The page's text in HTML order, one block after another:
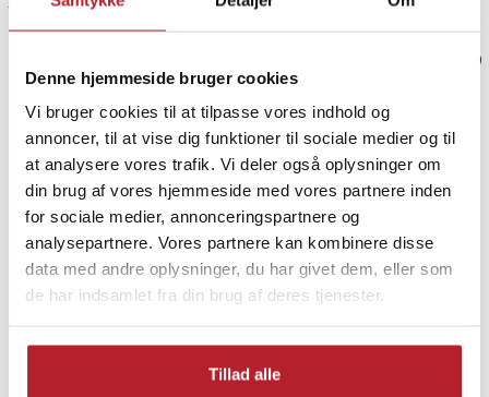
Denne hjemmeside bruger cookies
Vi bruger cookies til at tilpasse vores indhold og
annoncer, til at vise dig funktioner til sociale medier og til
at analysere vores trafik. Vi deler også oplysninger om
din brug af vores hjemmeside med vores partnere inden
for sociale medier, annonceringspartnere og
analysepartnere. Vores partnere kan kombinere disse
data med andre oplysninger, du har givet dem, eller som
de har indsamlet fra din brug af deres tjenester.
Tillad alle
PRISGARANTI
UDSALG
Legetøj